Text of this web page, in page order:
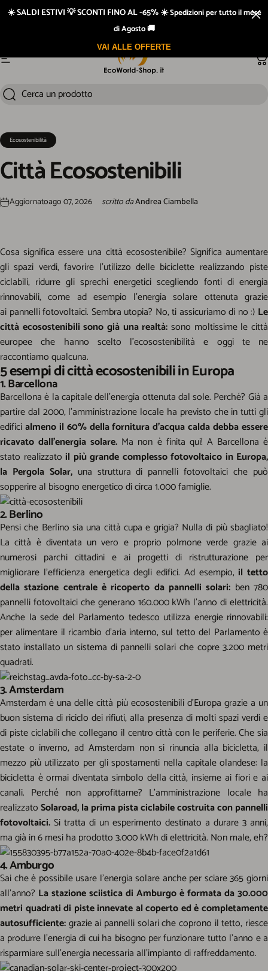
Vai direttamente ai contenuti
Navigazione del sito
CercaCerca un prodotto
Ecosostenibilità
CittàEcosostenibili
Aggiornatoago 07, 2026 scritto daAndrea Ciambella
Cosa significa essere una città ecosostenibile? Significa aumentare
gli spazi verdi, favorire l’utilizzo delle biciclette realizzando piste
ciclabili, ridurre gli sprechi energetici scegliendo fonti di energia
rinnovabili, come ad esempio l’energia solare ottenuta grazie
ai pannelli fotovoltaici. Sembra utopia? No, ti assicuriamo di no :) Le
città ecosostenibili sono già una realtà: sono moltissime le città
europee che hanno scelto l’ecosostenibilità e oggi te ne
raccontiamo qualcuna.
5 esempi di città ecosostenibili in Europa
1. Barcellona
Barcellona è la capitale dell’energia ottenuta dal sole. Perché? Già a
partire dal 2000, l’amministrazione locale ha previsto che in tutti gli
edificialmeno il 60% della fornitura d’acqua calda debba essere
ricavato dall’energia solare. Ma non è finita qui! A Barcellona è
stato realizzato il più grande complesso fotovoltaico in Europa,
la Pergola Solar,una struttura di pannelli fotovoltaici che può
sopperire al bisogno energetico di circa 1.000 famiglie.
2. Berlino
Pensi che Berlino sia una città cupa e grigia? Nulla di più sbagliato!
La città è diventata un vero e proprio polmone verde grazie ai
numerosi parchi cittadini e ai progetti di ristrutturazione per
migliorare l’efficienza energetica degli edifici. Ad esempio, il tetto
della stazione centrale è ricoperto da pannelli solari: ben 780
pannelli fotovoltaici che generano 160.000 kWh l’anno di elettricità.
Anche la sede del Parlamento tedesco utilizza energie rinnovabili:
per alimentare il ricambio d’aria interno, sul tetto del Parlamento è
stato installato un sistema di pannelli solari che copre 3.200 metri
quadrati.
3. Amsterdam
Amsterdam è una delle città più ecosostenibili d’Europa grazie a un
buon sistema di riciclo dei rifiuti, alla presenza di molti spazi verdi e
di piste ciclabili che collegano il centro città con le periferie. Che sia
estate o inverno, ad Amsterdam non si rinuncia alla bicicletta, il
mezzo più utilizzato per gli spostamenti nella capitale olandese: la
bicicletta è ormai diventata simbolo della città, insieme ai fiori e ai
canali. Perché non approfittarne? L’amministrazione locale ha
realizzatoSolaroad, la prima pista ciclabile costruita con pannelli
fotovoltaici. Si tratta di un esperimento destinato a durare 3 anni,
ma già in 6 mesi ha prodotto 3.000 kWh di elettricità. Non male, eh?
4. Amburgo
Sai che è possibile usare l’energia solare anche per sciare 365 giorni
all’anno? La stazione sciistica di Amburgo è formata da 30.000
metri quadrati di piste innevate al coperto ed è completamente
autosufficiente:grazie ai pannelli solari che coprono il tetto, riesce
a produrre l’energia di cui ha bisogno per funzionare tutto l’anno e a
risparmiare sull’energia necessaria all’impianto di raffreddamento.
☀️ SALDI ESTIVI 💡 SCONTI FINO AL -65% ☀️Spedizioni per tutto il mese
di Agosto 🚚
VAI ALLE OFFERTE